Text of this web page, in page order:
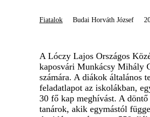
Fiatalok Budai Horváth József
A Lóczy Lajos Országos
kaposvári Munkácsy Mihály
számára. A diákok általános
feladatlapot az iskolákban,
30 fő kap meghívást. A
tanárok, akik egymástól